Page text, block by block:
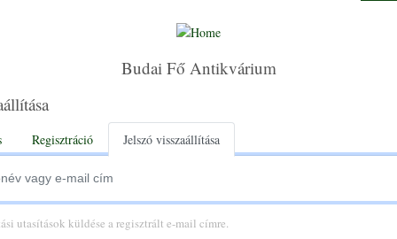
Budai Fő Antikvárium
Regisztráció
Jelszó visszaállítása
utasítások küldése a regisztrált e-mail címre.